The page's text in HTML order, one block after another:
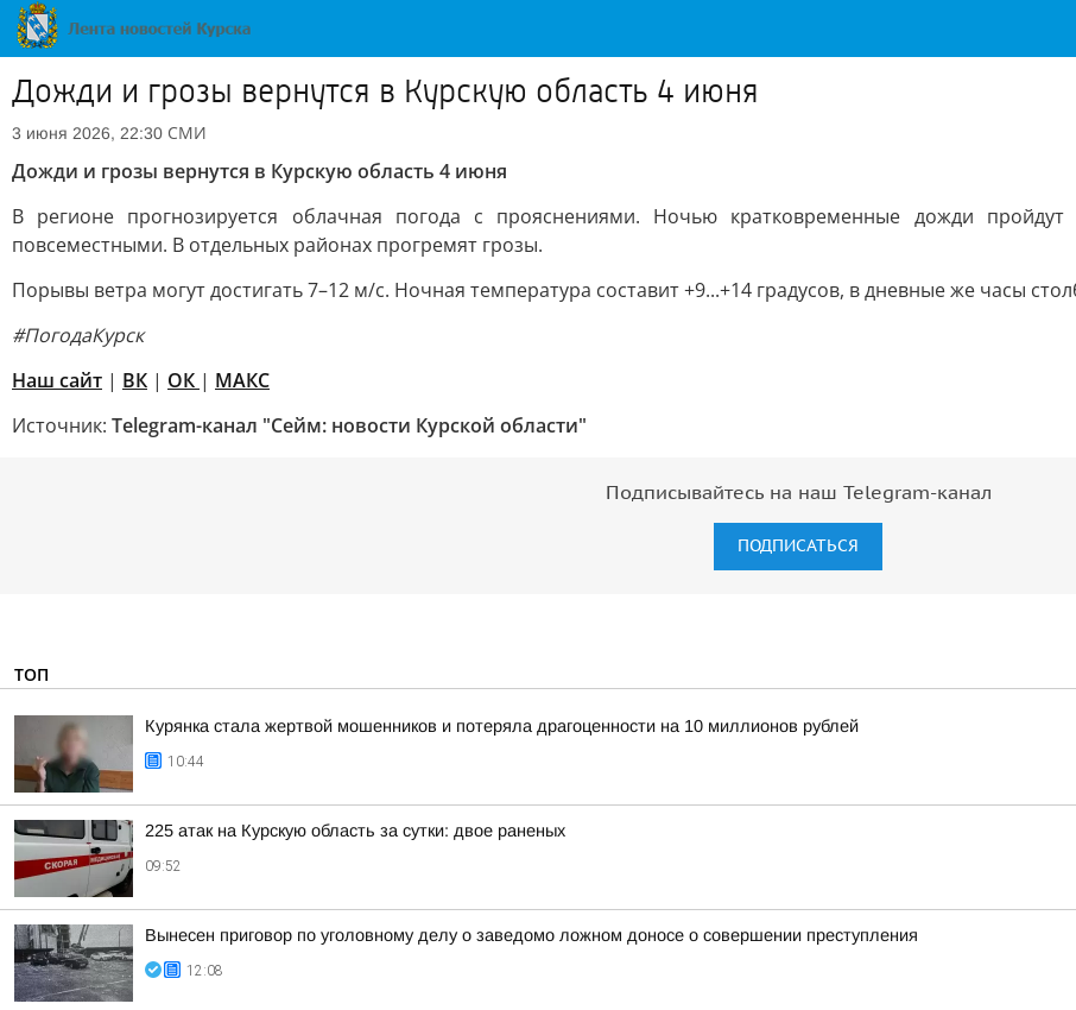
Дожди и грозы вернутся в Курскую область 4 июня
3 июня 2026, 22:30 СМИ
Дожди и грозы вернутся в Курскую область 4 июня
В регионе прогнозируется облачная погода с прояснениями. Ночью кратковременные дожди
повсеместными. В отдельных районах прогремят грозы.
Порывы ветра могут достигать 7–12 м/с. Ночная температура составит +9...+14 градусов, в дневные же часы
#ПогодаКурск
Наш сайт | ВК | ОК | МАКС
Источник: Telegram-канал "Сейм: новости Курской области"
Подписывайтесь на наш Telegram-канал
ПОДПИСАТЬСЯ
ТОП
Курянка стала жертвой мошенников и потеряла драгоценности на 10 миллионов рублей
10:44
225 атак на Курскую область за сутки: двое раненых
09:52
Вынесен приговор по уголовному делу о заведомо ложном доносе о совершении преступления
12:08